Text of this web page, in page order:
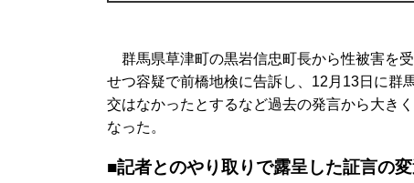
群馬県草津町の黒岩信忠町長から性被害を
せつ容疑で前橋地検に告訴し、12月13日に群
交はなかったとするなど過去の発言から大き
なった。
■記者とのやり取りで露呈した証言の